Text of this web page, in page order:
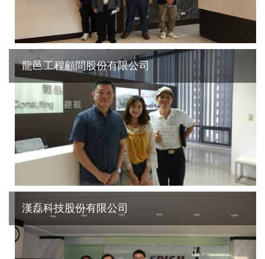
龍邑工程顧問股份有限公司
漢磊科技股份有限公司